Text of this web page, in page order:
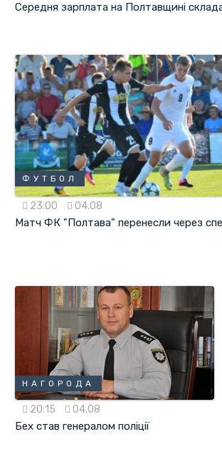
Середня зарплата на Полтавщині
ФУТБОЛ
23:00 04.08
Матч ФК "Полтава" перенесли через
НАГОРОДА
20:15 04.08
Бех став генералом поліції